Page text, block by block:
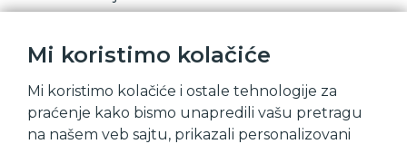
Mi koristimo kolačiće
Mi koristimo kolačiće i ostale tehnologije za
praćenje kako bismo unapredili vašu pretragu
na našem veb sajtu, prikazali personalizovani
Dostavne adrese
Dokumenti
Fajlovi